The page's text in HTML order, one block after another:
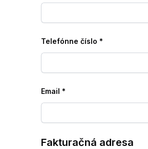
Telefónne číslo *
Email *
Fakturačná adresa